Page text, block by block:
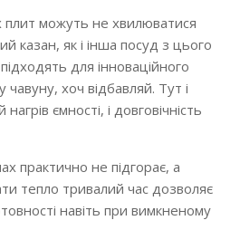
плит можуть не хвилюватися
казан, як і інша посуд з цього
для інноваційного
чавуну, хоч відбавляй. Тут і
ємності, і довговічність
практично не підгорає, а
тепло тривалий час дозволяє
навіть при вимкненому